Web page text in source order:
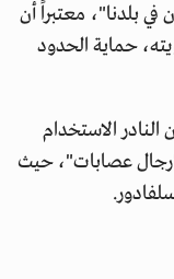
في بلدنا"، معتبراً أن
حماية الحدود
الاستخدام
عصابات"، حيث